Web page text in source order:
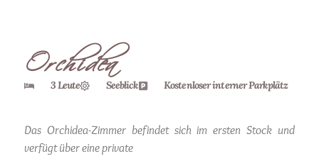
Orchidea
3 Leute Seeblick Kostenloser interner Parkplätz
Das Orchidea-Zimmer befindet sich im ersten Stock und
verfügt über eine private